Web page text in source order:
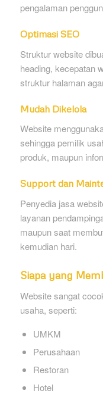
pengalaman
Optimasi SEO
Struktur website
heading, kecepatan
struktur halaman
Mudah Dikelola
Website
sehingga pemilik
produk, maupun
Support dan
Penyedia jasa
layanan
maupun saat
kemudian hari.
Siapa yang
Website sangat
usaha, seperti:
UMKM
Perusahaan
Restoran
Hotel